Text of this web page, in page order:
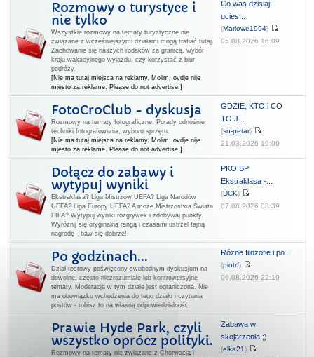
Rozmowy o turystyce i
nie tylko
Wszystkie rozmowy na tematy turystyczne nie
związane z wcześniejszymi działami mogą trafiać tutaj.
Zachowanie się naszych rodaków za granicą, wybór
kraju wakacyjnego wyjazdu, czy korzystać z biur
podróży.
[Nie ma tutaj miejsca na reklamy. Molim, ovdje nije
mjesto za reklame. Please do not advertise.]
Co was dzisiaj
ucies...
(Marlowe1994)
06.08.2026 16:09
FotoCroClub - dyskusja
Rozmowy na tematy fotograficzne. Porady odnośnie
techniki fotografowania, wyboru sprzętu.
[Nie ma tutaj miejsca na reklamy. Molim, ovdje nije
mjesto za reklame. Please do not advertise.]
GDZIE, KTO i CO
TO J...
(su-petar)
21.03.2026 19:00
Dołącz do zabawy i
wytypuj wyniki
Ekstraklasa? Liga Mistrzów UEFA? Liga Narodów
UEFA? Liga Europy UEFA? A może Mistrzostwa Świata
FIFA? Wytypuj wyniki rozgrywek i zdobywaj punkty.
Wyróżnij się oryginalną rangą i czasami ustrzel fajną
nagrodę - baw się dobrze!
PKO BP
Ekstraklasa -...
(DCK)
07.08.2026 08:39
Po godzinach...
Dział testowy poświęcony swobodnym dyskusjom na
dowolne, często niezrozumiałe lub kontrowersyjne
tematy. Moderacja w tym dziale jest ograniczona. Nie
ma obowiązku wchodzenia do tego działu i czytania
postów - robisz to na własną odpowiedzialność.
Różne filozofie i po...
(piotrf)
06.08.2026 22:19
Prawie Hyde Park, czyli
wszystko oprócz polityki.
Rozmowy na tematy nie związane z Chorwacją i
Zabawa w
skojarzenia ;)
(elka21)